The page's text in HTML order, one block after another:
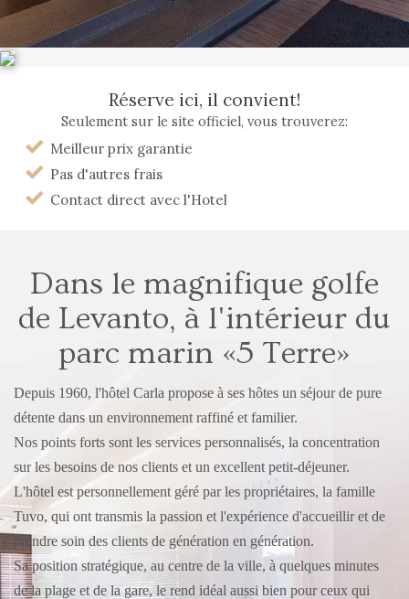
Réserve ici, il convient!
Seulement sur le site officiel, vous trouverez:
Meilleur prix garantie
Pas d'autres frais
Contact direct avec l'Hotel
Dans le magnifique golfe
de Levanto, à l'intérieur du
parc marin «5 Terre»
Depuis 1960, l'hôtel Carla propose à ses hôtes un séjour de pure
détente dans un environnement raffiné et familier.
Nos points forts sont les services personnalisés, la concentration
sur les besoins de nos clients et un excellent petit-déjeuner.
L'hôtel est personnellement géré par les propriétaires, la famille
Tuvo, qui ont transmis la passion et l'expérience d'accueillir et de
prendre soin des clients de génération en génération.
Sa position stratégique, au centre de la ville, à quelques minutes
de la plage et de la gare, le rend idéal aussi bien pour ceux qui